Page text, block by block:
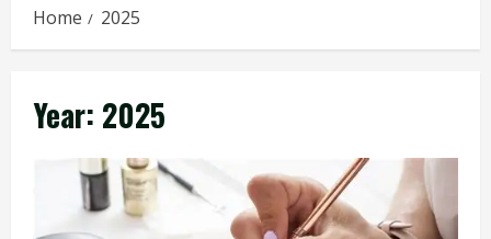
Home 2025
Year: 2025